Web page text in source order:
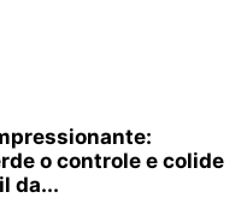
o controle e colide
da...